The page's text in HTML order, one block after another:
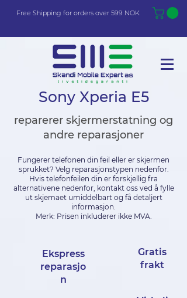
Free Shipping for orders over 599 NOK
Sony Xperia E5
reparerer skjermerstatning og
andre reparasjoner
Fungerer telefonen din feil eller er skjermen
sprukket? Velg reparasjonstypen nedenfor.
Hvis telefonfeilen din er forskjellig fra
alternativene nedenfor, kontakt oss ved å fylle
ut skjemaet umiddelbart og få detaljert
informasjon.
Merk: Prisen inkluderer ikke MVA.
Ekspress
reparasjo
n
Gratis
frakt